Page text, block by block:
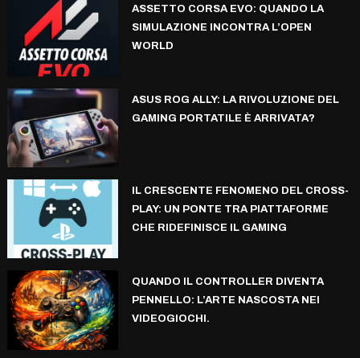
ASSETTO CORSA EVO: QUANDO LA
SIMULAZIONE INCONTRA L’OPEN
WORLD
ASUS ROG ALLY: LA RIVOLUZIONE DEL
GAMING PORTATILE È ARRIVATA?
IL CRESCENTE FENOMENO DEL CROSS-
PLAY: UN PONTE TRA PIATTAFORME
CHE RIDEFINISCE IL GAMING
QUANDO IL CONTROLLER DIVENTA
PENNELLO: L’ARTE NASCOSTA NEI
VIDEOGIOCHI.